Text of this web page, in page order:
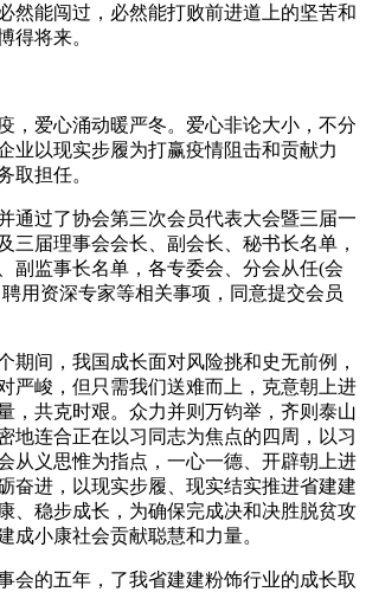
然能闯过，必然能打败前进道上的坚苦和
得将来。
爱心涌动暖严冬。爱心非论大小，不分
业以现实步履为打赢疫情阻击和贡献力
取担任。
过了协会第三次会员代表大会暨三届一
三届理事会会长、副会长、秘书长名单，
副监事长名单，各专委会、分会从任(会
用资深专家等相关事项，同意提交会员
间，我国成长面对风险挑和史无前例，
严峻，但只需我们送难而上，克意朝上进
，共克时艰。众力并则万钧举，齐则泰山
地连合正在以习同志为焦点的四周，以习
从义思惟为指点，一心一德、开辟朝上进
奋进，以现实步履、现实结实推进省建建
、稳步成长，为确保完成决和决胜脱贫攻
成小康社会贡献聪慧和力量。
的五年，了我省建建粉饰行业的成长取